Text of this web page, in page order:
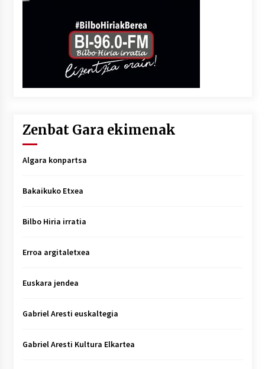
Zenbat Gara ekimenak
Algara konpartsa
Bakaikuko Etxea
Bilbo Hiria irratia
Erroa argitaletxea
Euskara jendea
Gabriel Aresti euskaltegia
Gabriel Aresti Kultura Elkartea